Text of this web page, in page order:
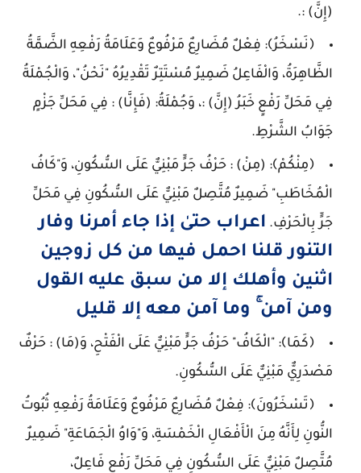
(إِنَّ) :.
﴿نَسْخَرُ﴾: فِعْلٌ مُضَارِعٌ مَرْفُوعٌ وَعَلَامَةُ رَفْعِهِ الضَّمَّةُ
الظَّاهِرَةُ، وَالْفَاعِلُ ضَمِيرٌ مُسْتَتِرٌ تَقْدِيرُهُ "نَحْنُ"، وَالْجُمْلَةُ
فِي مَحَلِّ رَفْعٍ خَبَرُ (إِنَّ) :، وَجُمْلَةُ: (فَإِنَّا) : فِي مَحَلِّ جَزْمٍ
جَوَابُ الشَّرْطِ.
﴿مِنْكُمْ﴾: (مِنْ) : حَرْفُ جَرٍّ مَبْنِيٌّ عَلَى السُّكُونِ، وَ"كَافُ
الْمُخَاطَبِ" ضَمِيرٌ مُتَّصِلٌ مَبْنِيٌّ عَلَى السُّكُونِ فِي مَحَلِّ
جَرٍّ بِالْحَرْفِ. اعراب حتىٰ إذا جاء أمرنا وفار
التنور قلنا احمل فيها من كل زوجين
اثنين وأهلك إلا من سبق عليه القول
ومن آمن ۚ وما آمن معه إلا قليل
﴿كَمَا﴾: "الْكَافُ" حَرْفُ جَرٍّ مَبْنِيٌّ عَلَى الْفَتْحِ، وَ(مَا) : حَرْفٌ
مَصْدَرِيٌّ مَبْنِيٌّ عَلَى السُّكُونِ.
﴿تَسْخَرُونَ﴾: فِعْلٌ مُضَارِعٌ مَرْفُوعٌ وَعَلَامَةُ رَفْعِهِ ثُبُوتُ
النُّونِ لِأَنَّهُ مِنَ الْأَفْعَالِ الْخَمْسَةِ، وَ"وَاوُ الْجَمَاعَةِ" ضَمِيرٌ
مُتَّصِلٌ مَبْنِيٌّ عَلَى السُّكُونِ فِي مَحَلِّ رَفْعٍ فَاعِلٌ،